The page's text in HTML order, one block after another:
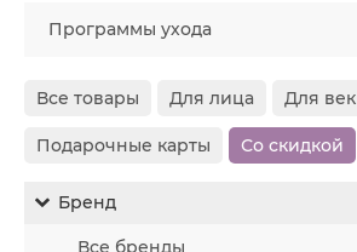
Программы ухода
Все товары Для лица Для век
Подарочные карты Со скидкой
Бренд
Все бренды